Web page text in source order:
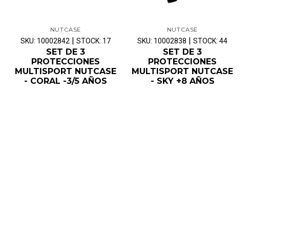
NUTCASE
SKU: 10002842 | STOCK: 17
SET DE 3
PROTECCIONES
MULTISPORT NUTCASE
- CORAL -3/5 AÑOS
NUTCASE
SKU: 10002838 | STOCK: 44
SET DE 3
PROTECCIONES
MULTISPORT NUTCASE
- SKY +8 AÑOS